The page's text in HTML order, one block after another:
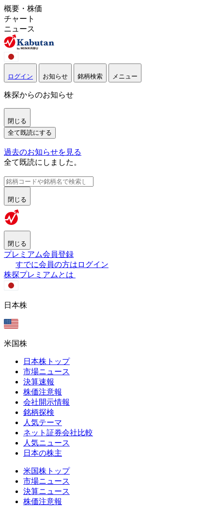
概要・株価
チャート
ニュース
ログイン お知らせ 銘柄検索 メニュー
株探からのお知らせ
閉じる
全て既読にする
過去のお知らせを見る
全て既読にしました。
閉じる
閉じる
プレミアム会員登録
すでに会員の方はログイン
株探プレミアムとは
日本株
米国株
日本株トップ
市場ニュース
決算速報
株価注意報
会社開示情報
銘柄探検
人気テーマ
ネット証券会社比較
人気ニュース
日本の株主
米国株トップ
市場ニュース
決算ニュース
株価注意報